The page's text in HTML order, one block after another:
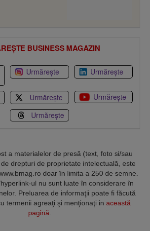
BUSINESS MAGAZIN
Urmărește Urmărește
Urmărește
Urmărește
Urmărește
a materialelor de presă (text, foto si/sau
drepturi de proprietate intelectuală, este
doar în limita a 250 de semne.
ul nu sunt luate în considerare în
Preluarea de informaţii poate fi făcută
termenii agreaţi şi menţionaţi in această
pagină